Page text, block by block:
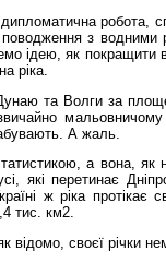
робота,
поводження з
ідею, як покращити
ріка.
та Волги за
А жаль.
а вона,
які перетинає
ж ріка протікає
тис. км2.
відомо, своєї річки